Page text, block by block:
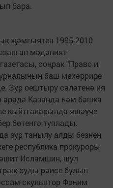
бара.
җәмгыятен 1995-2010
мәдәният
соңрак "Право и
баш мөхәррире
Зур оештыру сәләтенә ия
арада Казанда һәм башка
кыйтгаларында яшәүче
бөтенгә туплады.
зур танылу алды безнең
республика прокуроры
Исламшин, шул
суды рәисе булып
скульптор Фәһим